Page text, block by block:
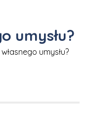
umysłu?
umysłu?